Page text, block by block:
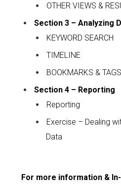
OTHER VIEWS &
Section 3 – Analyzing
KEYWORD SEARCH
TIMELINE
BOOKMARKS & TAGS
Section 4 – Reporting
Reporting
Exercise – Dealing
Data
For more information &